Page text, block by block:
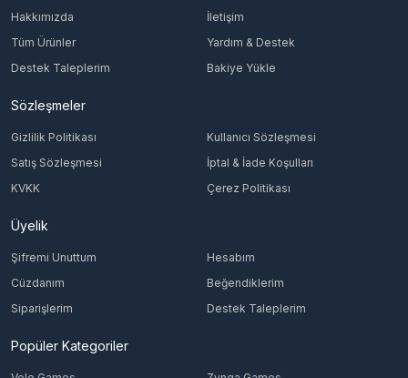
Hakkımızda
İletişim
Tüm Ürünler
Yardım & Destek
Destek Taleplerim
Bakiye Yükle
Sözleşmeler
Gizlilik Politikası
Kullanıcı Sözleşmesi
Satış Sözleşmesi
İptal & İade Koşulları
KVKK
Çerez Politikası
Üyelik
Şifremi Unuttum
Hesabım
Cüzdanım
Beğendiklerim
Siparişlerim
Destek Taleplerim
Popüler Kategoriler